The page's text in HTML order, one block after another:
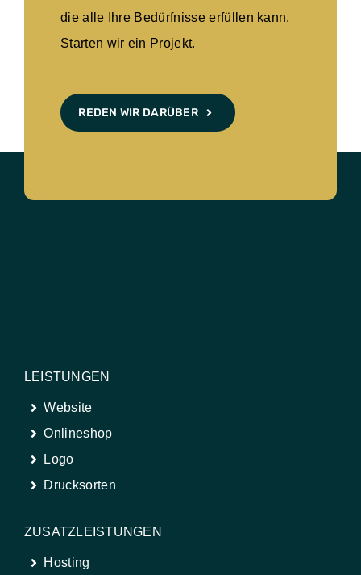
die alle Ihre Bedürfnisse erfüllen kann.
Starten wir ein Projekt.
REDEN WIR DARÜBER
LEISTUNGEN
Website
Onlineshop
Logo
Drucksorten
ZUSATZLEISTUNGEN
Hosting